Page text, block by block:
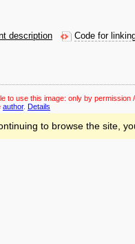
description Code for
to use this image: only by permission
author. Details
to browse the site,